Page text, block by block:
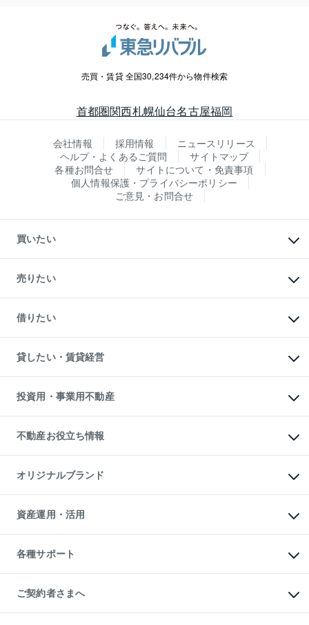
売買・賃貸 全国30,234件から物件検索
首都圏関西札幌仙台名古屋福岡
会社情報 採用情報
ニュースリリース
ヘルプ・よくあるご質問
サイトマップ
各種お問合せ
サイトについて・免責事項
個人情報保護・プライバシーポリシー
ご意見・お問合せ
買いたい
新築・分譲マンションの購入
中古マンションの購入
一戸建ての購入
中古一戸建ての購入
不動産購入の流れ
注目キーワード物件特集
購入ガイド
English 繁体中文簡体中文
売りたい
一戸建ての売却・査定
土地の売却・査定
スピードAI査定
不動産査定について
不動産売却の流れ
不動産買換えの流れ
売却ガイド
借りたい
オフィス・店舗の賃貸
借りるときの流れ
借りるガイド
貸したい・賃貸経営
マンション賃料データ
賃貸管理プラン
リロケーションについて
貸すガイド
投資用・事業用不動産
事業用不動産
マンション投資
投資用マンション
アパート経営
収益物件
ビル購入（ビル一棟）
投資用不動産の売却査定
事業用不動産の売却査定
不動産お役立ち情報
マンションライブラリー
人気マンションランキング
暮らしに役立つ不動産メディア
不動産相場・不動産価格情報
不動産コラム・ニュース
不動産用語集
不動産なんでもネット相談室
住まいの税金
オリジナルブランド
一棟リノベーションマンション
L`GENTE（ルジェンテ）
区分リノベーションマンション
投資用一棟レジデンスWELL
不動産小口投資
LEGACIA（レガシア）
資産運用・活用
不動産M&A
アセットマネジメント・出資
各種サポート
相続サポート
リフォームサポート
ご契約者さまへ